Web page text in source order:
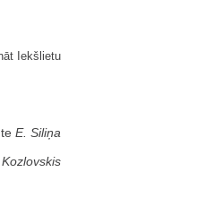
Iekšlietu
E. Siliņa